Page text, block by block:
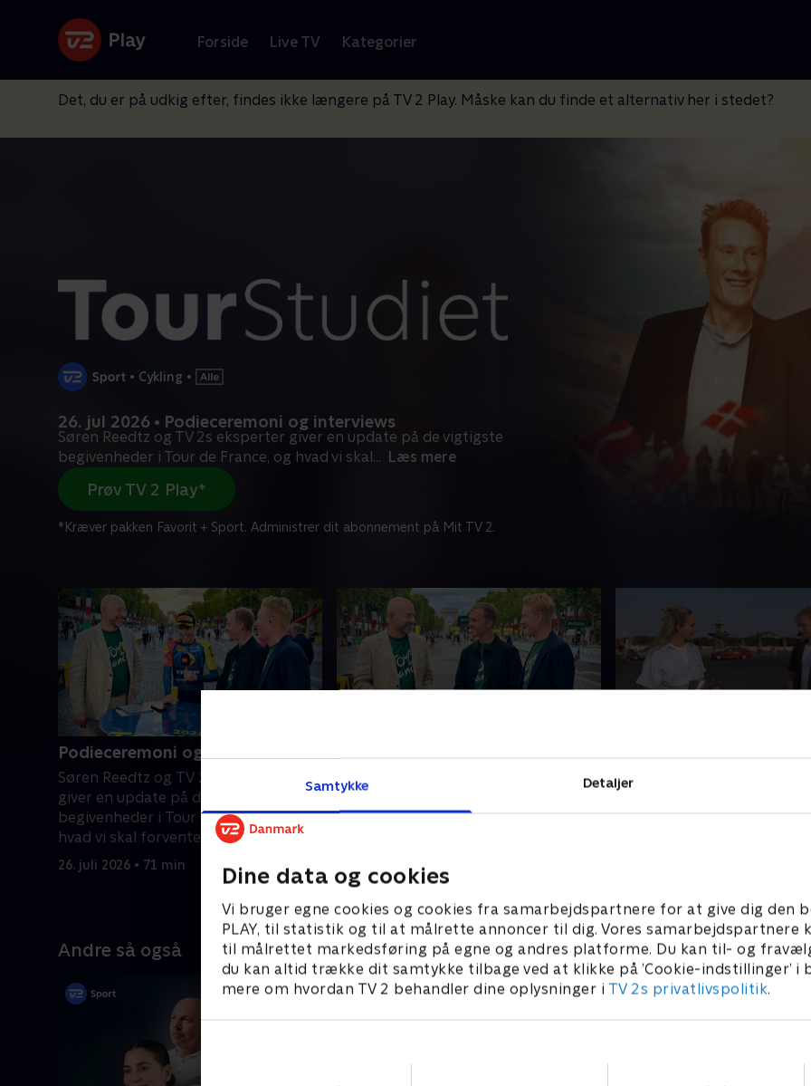
Samtykke Detaljer
Dine data og cookies
Vi bruger egne cookies og cookies fra samarbejdspartnere for at give dig den
PLAY, til statistik og til at målrette annoncer til dig. Vores samarbejdspartnere
til målrettet markedsføring på egne og andres platforme. Du kan til- og
du kan altid trække dit samtykke tilbage ved at klikke på ’Cookie-indstillinger’ i
mere om hvordan TV 2 behandler dine oplysninger i TV 2s privatlivspolitik.
Forside Live TV Kategorier
Det, du er på udkig efter, findes ikke længere på TV 2 Play. Måske kan du finde et alternativ her i stedet?
• Cykling •
26. jul 2026 • Podieceremoni og interviews
Søren Reedtz og TV 2s eksperter giver en update på de vigtigste
begivenheder i Tour de France, og hvad vi skal... Læs mere
Prøv TV 2 Play*
*Kræver pakken Favorit + Sport. Administrer dit abonnement på Mit TV 2.
Podieceremoni og interviews
Søren Reedtz og TV 2s eksperter
giver en update på de vigtigste
begivenheder i Tour de France, og
hvad vi skal forvente os af de
kommende dage.
26. juli 2026 • 71 min
Søren Reedtz og TV 2s eksperter ser
frem mod dagens etape i Tour de
France.
Søren Reedtz og TV 2s
Andre så også